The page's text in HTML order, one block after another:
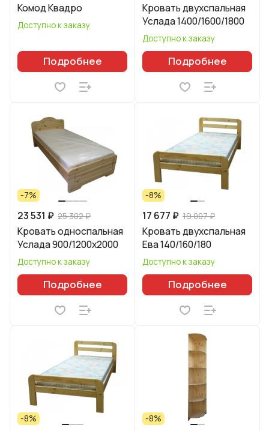
Комод Квадро
Доступно к заказу
Подробнее
Кровать двухспальная
Услада 1400/1600/1800
Доступно к заказу
Подробнее
-7%
23 531 ₽ 25 302 ₽
Кровать односпальная
Услада 900/1200х2000
Доступно к заказу
Подробнее
-8%
17 677 ₽ 19 007 ₽
Кровать двухспальная
Ева 140/160/180
Доступно к заказу
Подробнее
-8% -8%